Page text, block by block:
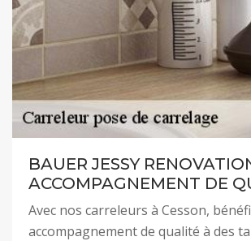
BAUER JESSY
ACCOMPAGNEMENT DE
Avec nos carreleurs à Cesson,
accompagnement de qualité à des